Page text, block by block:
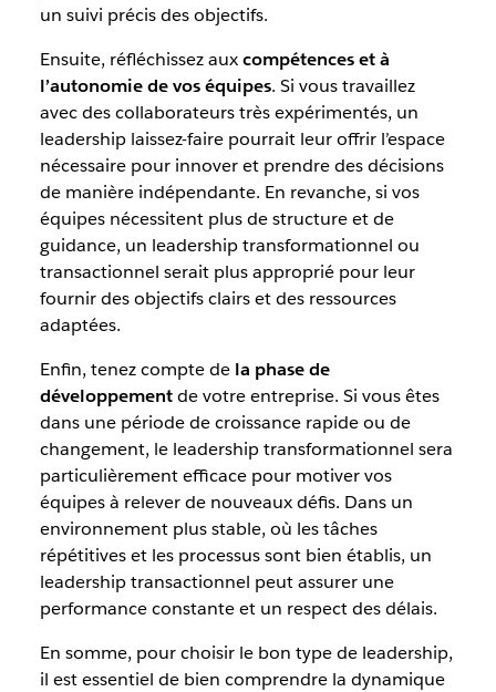
un suivi précis des objectifs.
Ensuite, réfléchissez auxcompétences et à
l’autonomie de vos équipes. Si vous travaillez
avec des collaborateurs très expérimentés, un
leadership laissez-faire pourrait leur offrir l’espace
nécessaire pour innover et prendre des décisions
de manière indépendante. En revanche, si vos
équipes nécessitent plus de structure et de
guidance, un leadership transformationnel ou
transactionnel serait plus approprié pour leur
fournir des objectifs clairs et des ressources
adaptées.
Enfin, tenez compte de la phase de
développementde votre entreprise. Si vous êtes
dans une période de croissance rapide ou de
changement, le leadership transformationnel sera
particulièrement efficace pour motiver vos
équipes à relever de nouveaux défis. Dans un
environnement plus stable, où les tâches
répétitives et les processus sont bien établis, un
leadership transactionnel peut assurer une
performance constante et un respect des délais.
En somme, pour choisir le bon type de leadership,
il est essentiel de bien comprendre la dynamique